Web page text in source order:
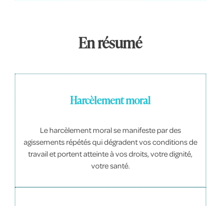
En résumé
Harcèlement moral
Le harcèlement moral se manifeste par des
agissements répétés qui dégradent vos conditions de
travail et portent atteinte à vos droits, votre dignité,
votre santé.